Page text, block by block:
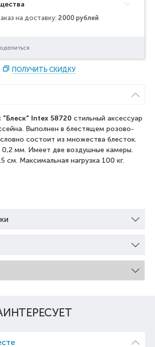
на доставку: 2000 рублей
ПОЛУЧИТЬ СКИДКУ
Intex 58720 стильный аксессуар
Выполнен в блестящем розово-
состоит из множества блесток.
0,2 мм. Имеет две воздушные камеры.
см. Максимальная нагрузка 100 кг.